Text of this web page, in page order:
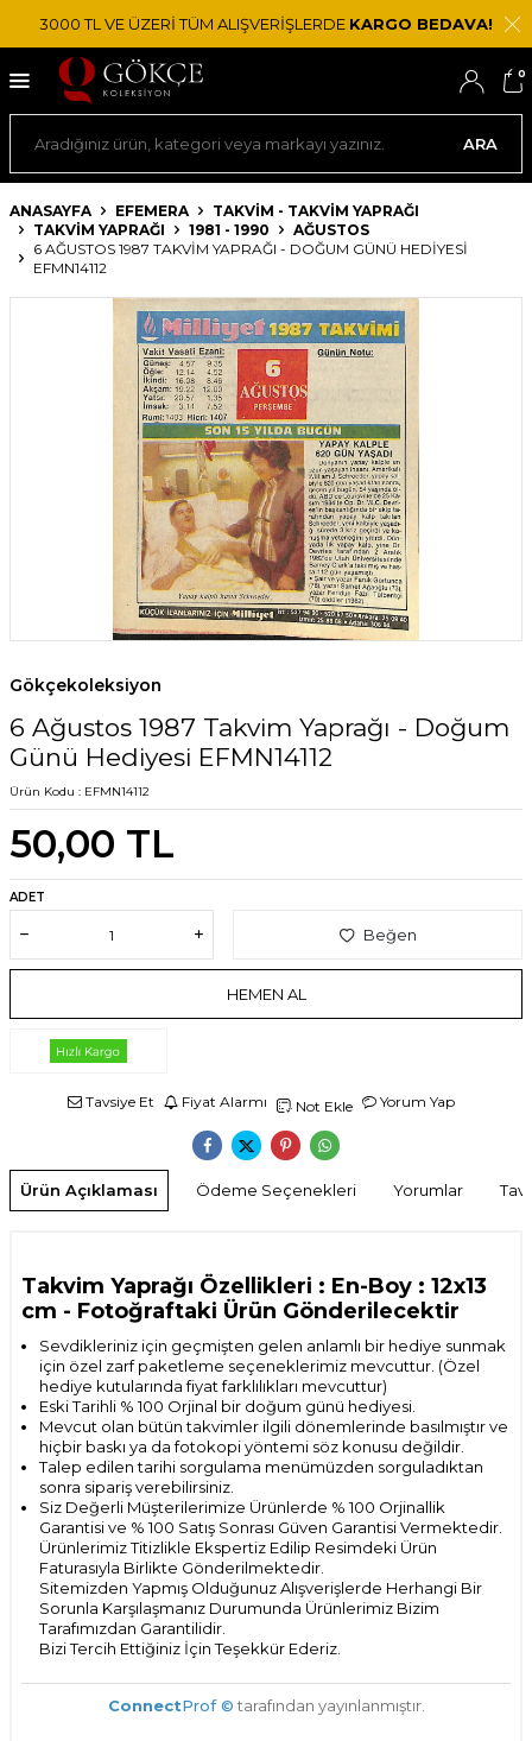
3000 TL VE ÜZERİ TÜM ALIŞVERİŞLERDE KARGO BEDAVA!
ARA
0
ANASAYFA EFEMERA
TAKVIM - TAKVIM YAPRAĞI
TAKVIM YAPRAĞI
1981 - 1990
AĞUSTOS
6 AĞUSTOS 1987 TAKVIM YAPRAĞI - DOĞUM GÜNÜ HEDIYESI
EFMN14112
Gökçekoleksiyon
6 Ağustos 1987 Takvim Yaprağı - Doğum
Günü Hediyesi EFMN14112
Ürün Kodu : EFMN14112
50,00 TL
ADET
Beğen
HEMEN AL
Tavsiye Et Fiyat Alarmı Not Ekle Yorum Yap
Ürün Açıklaması Ödeme Seçenekleri Yorumlar
Takvim Yaprağı Özellikleri : En-Boy : 12x13
cm - Fotoğraftaki Ürün Gönderilecektir
Sevdikleriniz için geçmişten gelen anlamlı bir hediye sunmak
için özel zarf paketleme seçeneklerimiz mevcuttur. (Özel
hediye kutularında fiyat farklılıkları mevcuttur)
Eski Tarihli % 100 Orjinal bir doğum günü hediyesi.
Mevcut olan bütün takvimler ilgili dönemlerinde basılmıştır ve
hiçbir baskı ya da fotokopi yöntemi söz konusu değildir.
Talep edilen tarihi sorgulama menümüzden sorguladıktan
sonra sipariş verebilirsiniz.
Siz Değerli Müşterilerimize Ürünlerde % 100 Orjinallik
Garantisi ve % 100 Satış Sonrası Güven Garantisi Vermektedir.
Ürünlerimiz Titizlikle Ekspertiz Edilip Resimdeki Ürün
Faturasıyla Birlikte Gönderilmektedir.
Sitemizden Yapmış Olduğunuz Alışverişlerde Herhangi Bir
Sorunla Karşılaşmanız Durumunda Ürünlerimiz Bizim
Tarafımızdan Garantilidir.
Bizi Tercih Ettiğiniz İçin Teşekkür Ederiz.
ConnectProf © tarafından yayınlanmıştır.